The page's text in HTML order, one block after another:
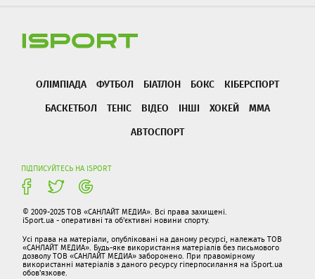
ОЛІМПІАДА ФУТБОЛ БІАТЛОН БОКС
КІБЕРСПОРТ
БАСКЕТБОЛ
ТЕНІС ВІДЕО ІНШІ ХОКЕЙ
ММА
АВТОСПОРТ
ПІДПИСУЙТЕСЬ НА ISPORT
© 2009-2025 ТОВ «САНЛАЙТ МЕДИА». Всі права захищені.
iSport.ua - оперативні та об'єктивні новини спорту.
Усі права на матеріали, опубліковані на даному ресурсі, належать ТОВ
«САНЛАЙТ МЕДИА». Будь-яке використання матеріалів без письмового
дозволу ТОВ «САНЛАЙТ МЕДИА» заборонено. При правомірному
використанні матеріалів з даного ресурсу гіперпосилання на iSport.ua
обов'язкове.